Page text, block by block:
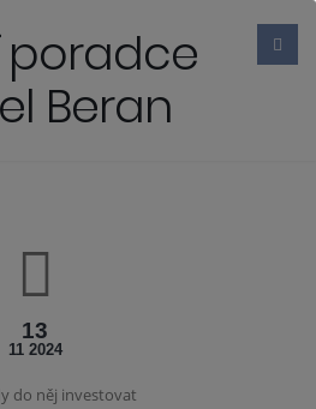
poradce
Beran
13
11 2024